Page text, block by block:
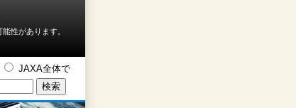
性があります。
JAXA全体で